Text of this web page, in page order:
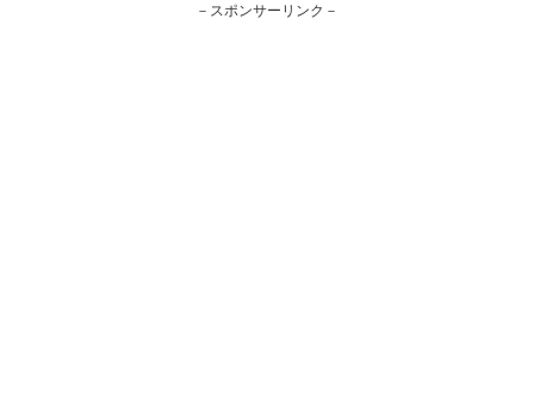
－スポンサーリンク－